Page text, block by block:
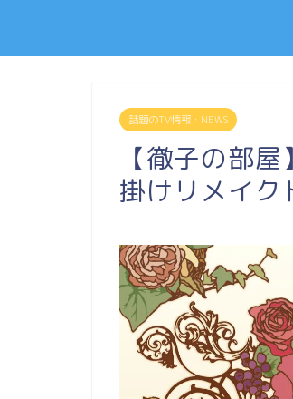
話題のTV情報・NEWS
【徹子の部
掛けリメイ